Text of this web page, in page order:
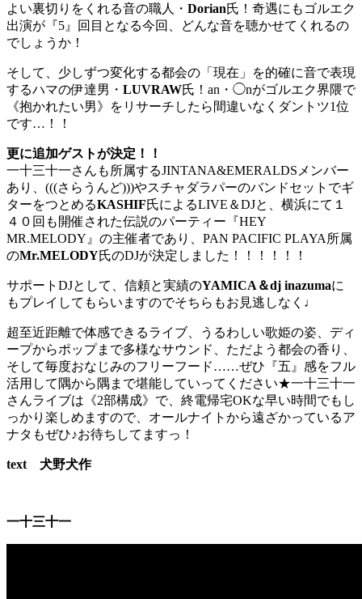
よい裏切りをく れる音の職人・ Dorian氏！奇遇にもゴルエク
出演が『5』回目となる今回、
どんな音を聴かせてくれるの
でしょうか！
そして、少しずつ変化する都会の「現在」
を的確に音で表現
するハマの伊達男・ LUVRAW氏！an・◯nがゴルエク界隈で
《抱かれたい男》
をリサーチしたら間違いなくダントツ1位
です…！！
更に追加ゲストが決定！！
一十三十一さんも所属するJINTANA&EMERALDSメンバー
あり、(((さらうんど)))やスチャダラパーのバンドセットでギ
ターをつとめるKASHIF氏によるLIVE＆DJと、横浜にて１
４０回も開催された伝説のパーティー『HEY
MR.MELODY』の主催者であり、PAN PACIFIC PLAYA所属
のMr.MELODY氏のDJが決定しました！！ ！！！！
サポートDJとして、信頼と実績のYAMICA＆dj inazumaに
もプレイしてもらいますのでそちらもお見逃しな く♩
超至近距離で体感できるライブ、うるわしい歌姫の姿、 ディ
ープからポップまで多様なサウンド、ただよう都会の香り、
そして毎度おなじみのフリーフード……ぜひ『五』 感をフル
活用して隅から隅まで堪能していってください★一十三十一
さんライブは《2部構成》で、 終電帰宅OKな早い時間でもし
っかり楽しめますので、 オールナイトから遠ざかっているア
ナタもぜひ♪お待ちしてますっ！
text 犬野犬作
一十三十一